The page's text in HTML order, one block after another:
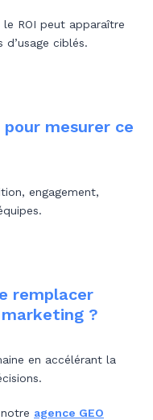
ROI peut apparaître
ciblés.
mesurer ce
engagement,
remplacer
?
en accélérant la
agence GEO